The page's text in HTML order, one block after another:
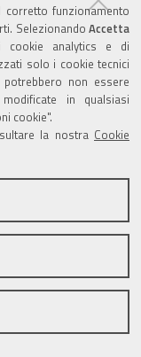
funzionamento
Selezionando Accetta
cookie analytics e di
solo i cookie tecnici
non essere
in qualsiasi
cookie".
la nostra Cookie
sito